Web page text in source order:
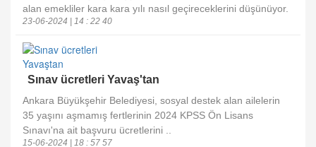
alan emekliler kara kara yılı nasıl geçireceklerini düşünüyor.
23-06-2024 | 14 : 22 40
Sınav ücretleri Yavaş'tan
Ankara Büyükşehir Belediyesi, sosyal destek alan ailelerin
35 yaşını aşmamış fertlerinin 2024 KPSS Ön Lisans
Sınavı'na ait başvuru ücretlerini ..
15-06-2024 | 18 : 57 57